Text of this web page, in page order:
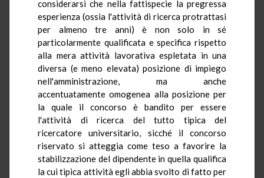
considerarsi che nella fattispecie la pregressa
esperienza (ossia l'attività di ricerca protrattasi
per almeno tre anni) è non solo in sé
particolarmente qualificata e specifica rispetto
alla mera attività lavorativa espletata in una
diversa (e meno elevata) posizione di impiego
nell'amministrazione, ma anche
accentuatamente omogenea alla posizione per
la quale il concorso è bandito per essere
l'attività di ricerca del tutto tipica del
ricercatore universitario, sicché il concorso
riservato si atteggia come teso a favorire la
stabilizzazione del dipendente in quella qualifica
la cui tipica attività egli abbia svolto di fatto per